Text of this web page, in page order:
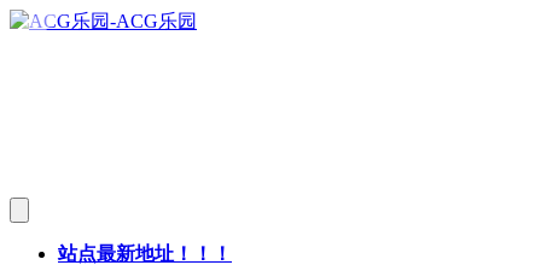
站点最新地址！！！